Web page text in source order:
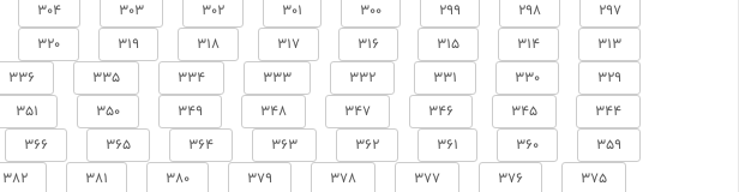
297
298
299
300
301
302
303
304
313
314
315
316
317
318
319
320
329
330
331
332
333
334
335
336
344
345
346
347
348
349
350
351
359
360
361
362
363
364
365
366
375
376
377
378
379
380
381
382